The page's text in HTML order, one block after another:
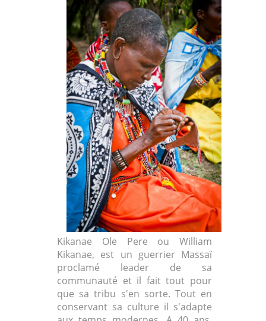
Kikanae Ole Pere ou William
Kikanae, est un guerrier Massaï
proclamé leader de sa
communauté et il fait tout pour
que sa tribu s'en sorte. Tout en
conservant sa culture il s'adapte